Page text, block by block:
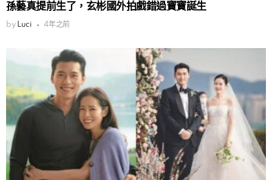
孫藝真提前生了，玄彬國外拍戲錯過寶寶誕生
by Luci 4年之前